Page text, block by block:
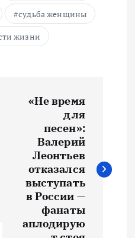
судьба женщины
жизни
«Не время
для
песен»:
Валерий
Леонтьев
отказался
выступать
в России —
фанаты
аплодирую